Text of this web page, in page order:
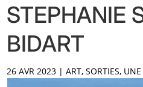
STEPHANIE
BIDART
26 AVR 2023 |ART,SORTIES, UNE